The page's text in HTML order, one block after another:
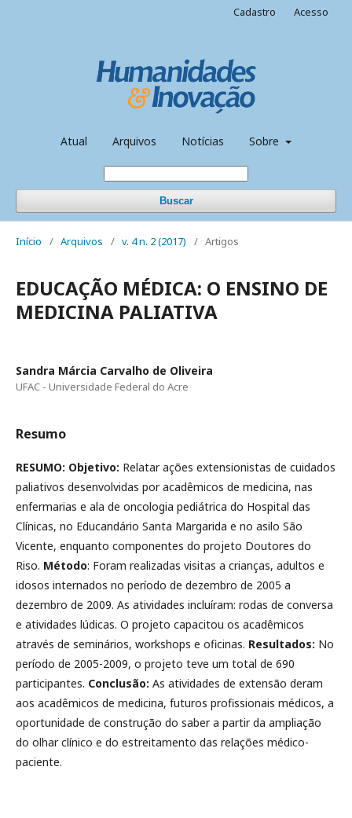
Atual Arquivos Notícias Sobre
Buscar
Cadastro Acesso
Início / Arquivos / v. 4 n. 2 (2017) / Artigos
EDUCAÇÃO MÉDICA: O ENSINO DE
MEDICINA PALIATIVA
Sandra Márcia Carvalho de Oliveira
UFAC - Universidade Federal do Acre
Resumo
RESUMO: Objetivo: Relatar ações extensionistas de cuidados
paliativos desenvolvidas por acadêmicos de medicina, nas
enfermarias e ala de oncologia pediátrica do Hospital das
Clínicas, no Educandário Santa Margarida e no asilo São
Vicente, enquanto componentes do projeto Doutores do
Riso. Método: Foram realizadas visitas a crianças, adultos e
idosos internados no período de dezembro de 2005 a
dezembro de 2009. As atividades incluíram: rodas de conversa
e atividades lúdicas. O projeto capacitou os acadêmicos
através de seminários, workshops e oficinas. Resultados: No
período de 2005-2009, o projeto teve um total de 690
participantes. Conclusão: As atividades de extensão deram
aos acadêmicos de medicina, futuros profissionais médicos, a
oportunidade de construção do saber a partir da ampliação
do olhar clínico e do estreitamento das relações médico-
paciente.